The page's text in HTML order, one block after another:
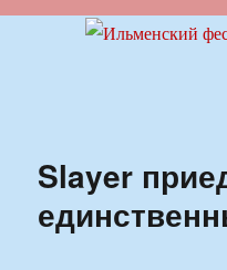
Ильменский
песни
Slayer